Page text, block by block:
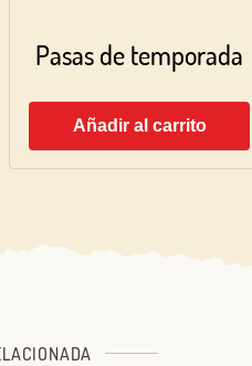
Pasas de temporada
Añadir al carrito